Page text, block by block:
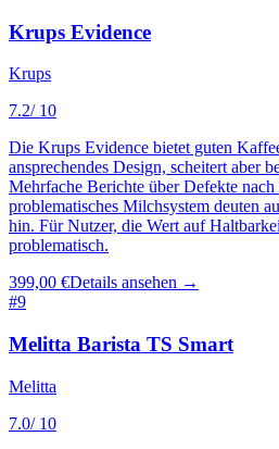
Krups Evidence
Krups
7.2/ 10
Die Krups Evidence bietet guten
ansprechendes Design, scheitert aber
Mehrfache Berichte über Defekte
problematisches Milchsystem deuten
hin. Für Nutzer, die Wert auf
problematisch.
399,00 €Details ansehen →
#9
Melitta Barista TS Smart
Melitta
7.0/ 10